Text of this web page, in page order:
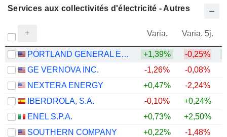
Services aux collectivités d'électricité - Autres
Varia. Varia. 5j.
PORTLAND GENERAL ELECTRIC COMPANY +1,39% -0,25%
GE VERNOVA INC.
-1,26% -0,08%
NEXTERA ENERGY
+0,47% -2,24%
IBERDROLA, S.A.
-0,10% +0,24%
ENEL S.P.A.
+0,73% +2,50%
SOUTHERN COMPANY
+0,22% -1,48%